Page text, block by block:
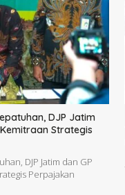
DJP Jatim
Strategis
DJP Jatim dan GP
Perpajakan